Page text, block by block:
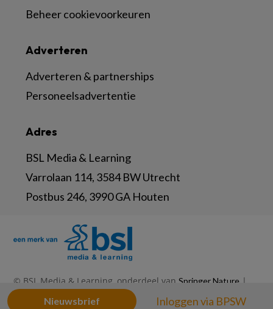
Adres
BSL Media & Learning
Varrolaan 114, 3584 BW Utrecht
Postbus 246, 3990 GA Houten
Adverteren
Adverteren & partnerships
Personeelsadvertentie
Beheer cookievoorkeuren
© BSL Media & Learning, onderdeel van Springer Nature |
Privacy Statement | Disclaimer|
Nieuwsbrief Inloggen via BPSW